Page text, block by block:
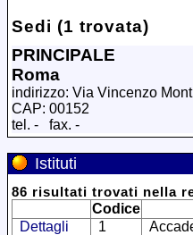
Sedi (1 trovata)
PRINCIPALE
Roma
indirizzo: Via Vincenzo
CAP: 00152
tel. - fax. -
Istituti
86 risultati trovati nella
Codice
Dettagli
1